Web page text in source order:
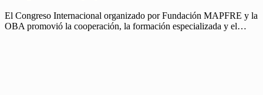
El Congreso Internacional organizado por Fundación MAPFRE y la
OBA promovió la cooperación, la formación especializada y el…